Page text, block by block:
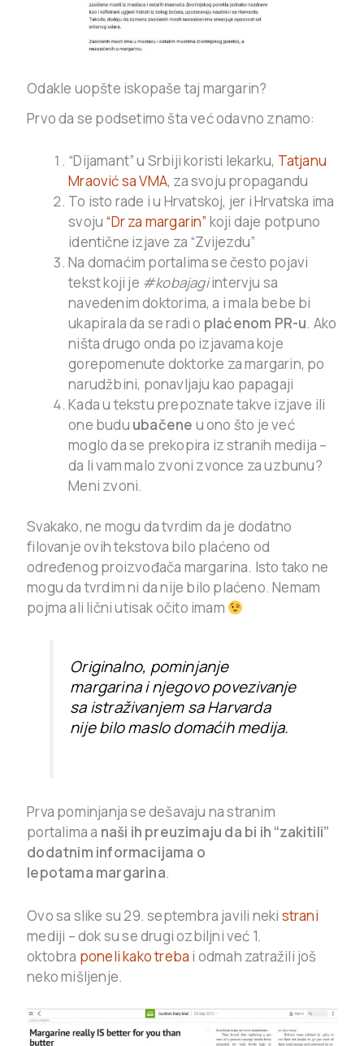
Odakle uopšte iskopaše taj margarin?
Prvo da se podsetimo šta već odavno znamo:
“Dijamant” u Srbiji koristi lekarku, Tatjanu
Mraović sa VMA, za svoju propagandu
To isto rade i u Hrvatskoj, jer i Hrvatska ima
svoju “Dr za margarin” koji daje potpuno
identične izjave za “Zvijezdu”
Na domaćim portalima se često pojavi
tekst koji je #kobajagiintervju sa
navedenim doktorima, a i mala bebe bi
ukapirala da se radi o plaćenom PR-u. Ako
ništa drugo onda po izjavama koje
gorepomenute doktorke za margarin, po
narudžbini, ponavljaju kao papagaji
Kada u tekstu prepoznate takve izjave ili
one budu ubačene u ono što je već
moglo da se prekopira iz stranih medija –
da li vam malo zvoni zvonce za uzbunu?
Meni zvoni.
Svakako, ne mogu da tvrdim da je dodatno
filovanje ovih tekstova bilo plaćeno od
određenog proizvođača margarina. Isto tako ne
mogu da tvrdim ni da nije bilo plaćeno. Nemam
pojma ali lični utisak očito imam
Originalno, pominjanje
margarina i njegovo povezivanje
sa istraživanjem sa Harvarda
nije bilo maslo domaćih medija.
Prva pominjanja se dešavaju na stranim
portalima a naši ih preuzimaju da bi ih “zakitili”
dodatnim informacijama o
lepotama margarina.
Ovo sa slike su 29. septembra javili neki strani
mediji – dok su se drugi ozbiljni već 1.
oktobra poneli kako treba i odmah zatražili još
neko mišljenje.